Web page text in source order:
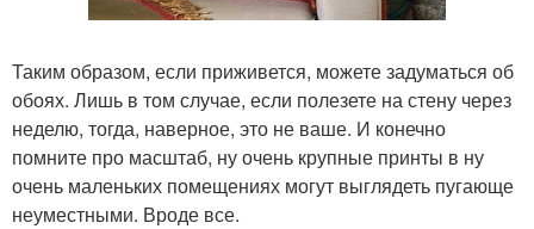
Таким образом, если приживется, можете задуматься об
обоях. Лишь в том случае, если полезете на стену через
неделю, тогда, наверное, это не ваше. И конечно
помните про масштаб, ну очень крупные принты в ну
очень маленьких помещениях могут выглядеть пугающе
неуместными. Вроде все.